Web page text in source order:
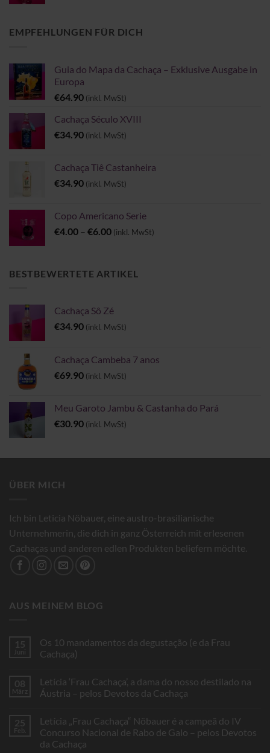
€32.90
EMPFEHLUNGEN FÜR DICH
Guia do Mapa da Cachaça – Exklusive Ausgabe in
Europa
€64.90 (inkl. MwSt)
Cachaça Século XVIII
€34.90 (inkl. MwSt)
Cachaça Tiê Castanheira
€34.90 (inkl. MwSt)
Copo Americano Serie
€4.00 – €6.00Preisspanne:
€6.00
(inkl. MwSt)
BESTBEWERTETE ARTIKEL
Cachaça Sô Zé
€34.90 (inkl. MwSt)
Cachaça Cambeba 7 anos
€69.90 (inkl. MwSt)
Meu Garoto Jambu & Castanha do Pará
€30.90 (inkl. MwSt)
ÜBER MICH
Ich bin Leticia Nöbauer, eine austro-brasilianische
Unternehmerin, die dich in ganz Österreich mit erlesenen
Cachaças und anderen edlen Produkten beliefern möchte.
AUS MEINEM BLOG
15
Juni
Os 10 mandamentos da degustação (e da Frau
Cachaça)
Os
10
degustação
(e
da
Frau
08
März
Letícia ‘Frau Cachaça’, a dama do nosso destilado na
Áustria – pelos Devotos da Cachaça
Letícia
‘Frau
Cachaça’,
25
Feb.
Letícia „Frau Cachaça“ Nöbauer é a campeã do IV
Concurso Nacional de Rabo de Galo – pelos Devotos
da Cachaça